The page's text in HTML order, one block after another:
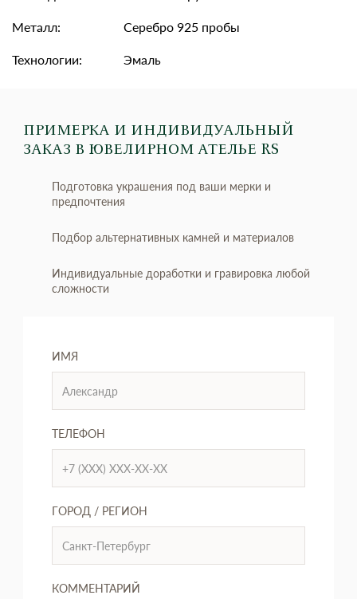
Металл:
Серебро 925 пробы
Технологии:
Эмаль
ПРИМЕРКА И ИНДИВИДУАЛЬНЫЙ
ЗАКАЗ В ЮВЕЛИРНОМ АТЕЛЬЕ RS
Подготовка украшения под ваши мерки и
предпочтения
Подбор альтернативных камней и материалов
Индивидуальные доработки и гравировка любой
сложности
ИМЯ
ТЕЛЕФОН
ГОРОД / РЕГИОН
КОММЕНТАРИЙ